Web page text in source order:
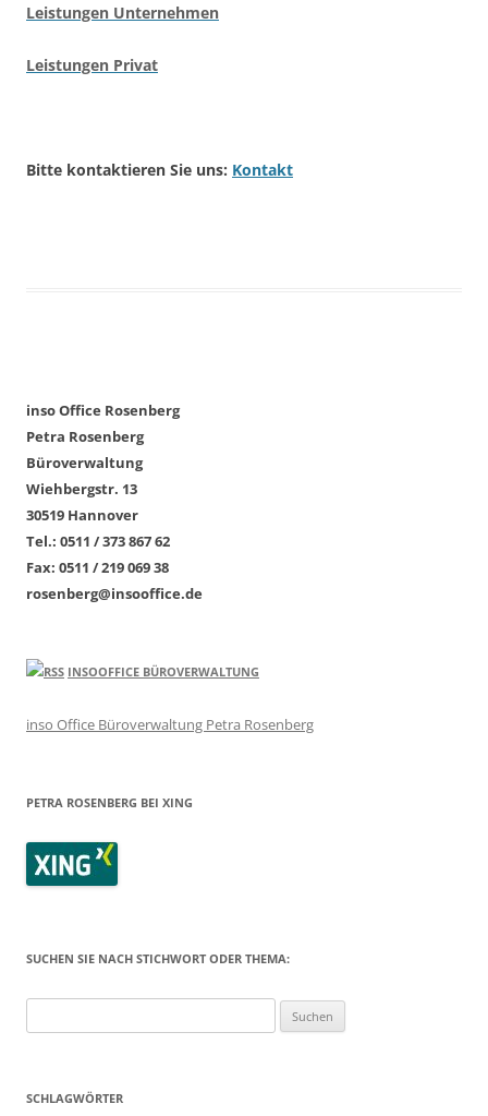
Leistungen Unternehmen
Leistungen Privat
Bitte kontaktieren Sie uns: Kontakt
inso Office Rosenberg
Petra Rosenberg
Büroverwaltung
Wiehbergstr. 13
30519 Hannover
Tel.: 0511 / 373 867 62
Fax: 0511 / 219 069 38
rosenberg@insooffice.de
INSOOFFICE BÜROVERWALTUNG
inso Office Büroverwaltung Petra Rosenberg
PETRA ROSENBERG BEI XING
SUCHEN SIE NACH STICHWORT ODER THEMA:
nach:
SCHLAGWÖRTER